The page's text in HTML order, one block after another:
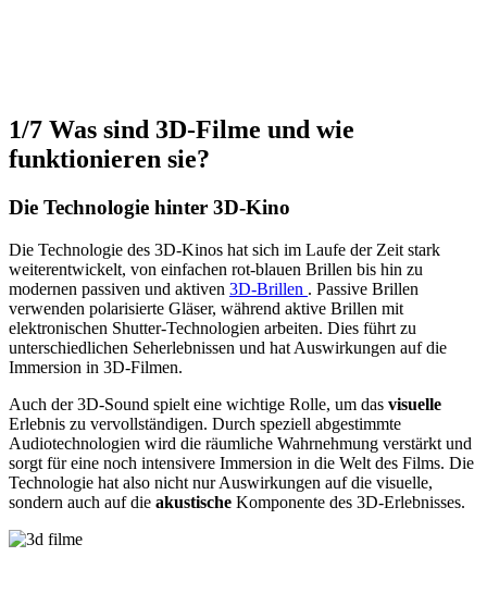
1/7 Was sind 3D-Filme und wie
funktionieren sie?
Die Technologie hinter 3D-Kino
Die Technologie des 3D-Kinos hat sich im Laufe der Zeit stark
weiterentwickelt, von einfachen rot-blauen Brillen bis hin zu
modernen passiven und aktiven 3D-Brillen . Passive Brillen
verwenden polarisierte Gläser, während aktive Brillen mit
elektronischen Shutter-Technologien arbeiten. Dies führt zu
unterschiedlichen Seherlebnissen und hat Auswirkungen auf die
Immersion in 3D-Filmen.
Auch der 3D-Sound spielt eine wichtige Rolle, um das visuelle
Erlebnis zu vervollständigen. Durch speziell abgestimmte
Audiotechnologien wird die räumliche Wahrnehmung verstärkt und
sorgt für eine noch intensivere Immersion in die Welt des Films. Die
Technologie hat also nicht nur Auswirkungen auf die visuelle,
sondern auch auf die akustische Komponente des 3D-Erlebnisses.